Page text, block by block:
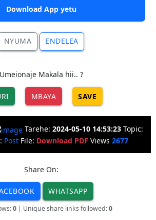
Download App yetu
NYUMA ENDELEA
Umeionaje Makala hii.. ?
MBAYA SAVE
Tarehe: 2024-05-10 14:53:23 Topic:
Post File: Download PDF Views 2677
Share On:
WHATSAPP
0| Unique share links followed:0